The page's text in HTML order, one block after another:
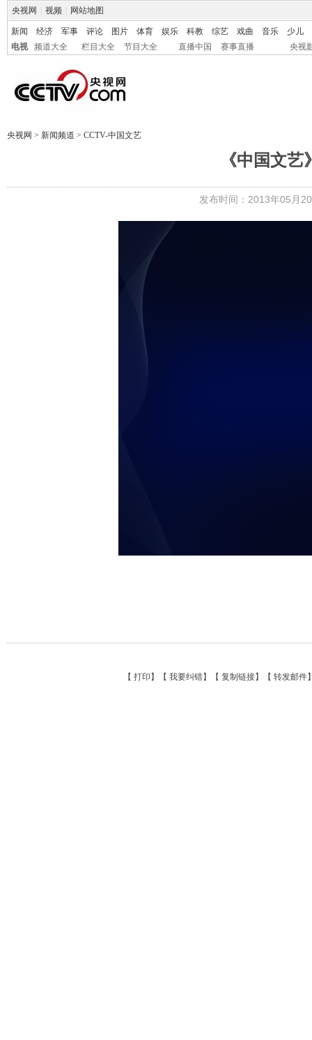
央视网 视频 网站地图
新闻 经济 军事 评论 图片 体育 娱乐 科教 综艺 戏曲 音乐
少儿
电视
频道大全 栏目大全 节目大全 直播中国 赛事直播 央视
央视网 > 新闻频道 > CCTV-中国文艺
《中国文艺
发布时间：2013年05月
【 打印 】【 我要纠错】【 复制链接】【 转发邮件